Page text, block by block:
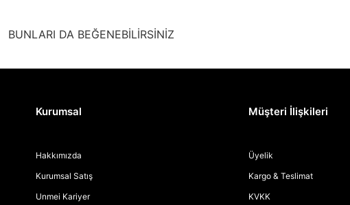
BUNLARI DA BEĞENEBİLİRSİNİZ
Kurumsal
Hakkımızda
Kurumsal Satış
Unmei Kariyer
Müşteri İlişkileri
Üyelik
Kargo & Teslimat
KVKK